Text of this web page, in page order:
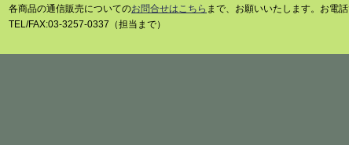
各商品の通信販売についてのお問合せはこちら まで、お願いいたします。お電
TEL/FAX:03-3257-0337（担当まで）